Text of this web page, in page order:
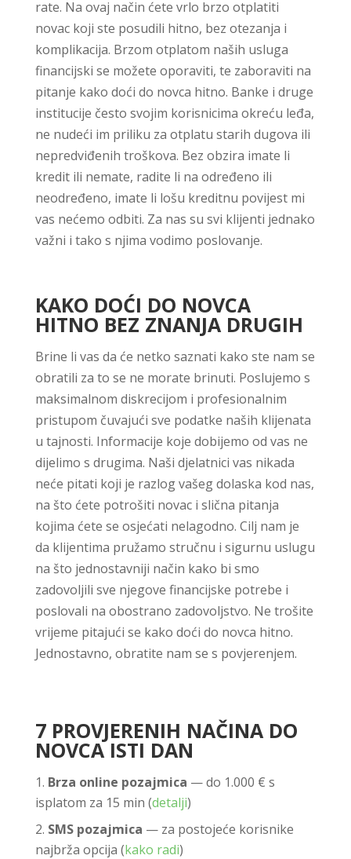
rate. Na ovaj način ćete vrlo brzo otplatiti
novac koji ste posudili hitno, bez otezanja i
komplikacija. Brzom otplatom naših usluga
financijski se možete oporaviti, te zaboraviti na
pitanje kako doći do novca hitno. Banke i druge
institucije često svojim korisnicima okreću leđa,
ne nudeći im priliku za otplatu starih dugova ili
nepredviđenih troškova. Bez obzira imate li
kredit ili nemate, radite li na određeno ili
neodređeno, imate li lošu kreditnu povijest mi
vas nećemo odbiti. Za nas su svi klijenti jednako
važni i tako s njima vodimo poslovanje.
KAKO DOĆI DO NOVCA
HITNO BEZ ZNANJA DRUGIH
Brine li vas da će netko saznati kako ste nam se
obratili za to se ne morate brinuti. Poslujemo s
maksimalnom diskrecijom i profesionalnim
pristupom čuvajući sve podatke naših klijenata
u tajnosti. Informacije koje dobijemo od vas ne
dijelimo s drugima. Naši djelatnici vas nikada
neće pitati koji je razlog vašeg dolaska kod nas,
na što ćete potrošiti novac i slična pitanja
kojima ćete se osjećati nelagodno. Cilj nam je
da klijentima pružamo stručnu i sigurnu uslugu
na što jednostavniji način kako bi smo
zadovoljili sve njegove financijske potrebe i
poslovali na obostrano zadovoljstvo. Ne trošite
vrijeme pitajući se kako doći do novca hitno.
Jednostavno, obratite nam se s povjerenjem.
7 PROVJERENIH NAČINA DO
NOVCA ISTI DAN
Brza online pozajmica — do 1.000 € s
isplatom za 15 min (detalji)
SMS pozajmica — za postojeće korisnike
najbrža opcija (kako radi)